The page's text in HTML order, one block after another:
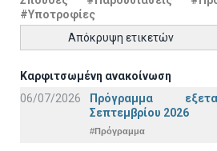
#Υποτροφίες
Απόκρυψη ετικετών
Καρφιτσωμένη ανακοίνωση
06/07/2026
Πρόγραμμα
Σεπτεμβρίου 2026
#Πρόγραμμα